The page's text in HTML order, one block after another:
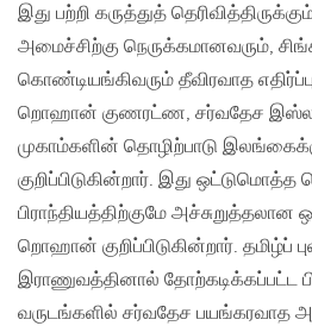
இது பற்றி கருத்துத்
அமைச்சிற்கு நெருக்கமானவரும்,
கொண்டியங்கிவரும் தீவிரவாத எதிர்ப்பு
றொஹான் குணரட்ண, சர்வதேச
முகாம்களின் தொழிற்பாடு
குறிப்பிடுகின்றார். இது ஒட்டுமொத்த
பிராந்தியத்திற்குமே அச்சுறுத்தலான
றொஹான் குறிப்பிடுகின்றார். தமிழ்ப்
இராணுவத்தினால் தோற்கடிக்கப்பட்ட
வருடங்களில் சர்வதேச பயங்கரவாத